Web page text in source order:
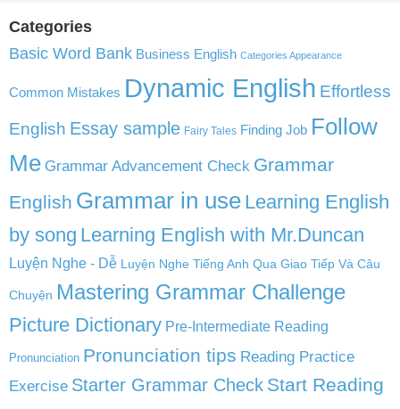
Categories
Basic Word Bank Business English Categories Appearance
Common Mistakes Dynamic English Effortless
English Essay sample Fairy Tales Finding Job Follow
Me Grammar Advancement Check Grammar
English Grammar in use Learning English
by song Learning English with Mr.Duncan
Luyện Nghe - Dễ Luyện Nghe Tiếng Anh Qua Giao Tiếp Và Câu
Chuyện Mastering Grammar Challenge
Picture Dictionary Pre-Intermediate Reading
Pronunciation Pronunciation tips Reading Practice
Exercise Starter Grammar Check Start Reading